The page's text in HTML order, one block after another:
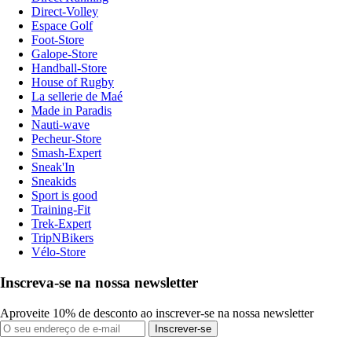
Direct-Volley
Espace Golf
Foot-Store
Galope-Store
Handball-Store
House of Rugby
La sellerie de Maé
Made in Paradis
Nauti-wave
Pecheur-Store
Smash-Expert
Sneak'In
Sneakids
Sport is good
Training-Fit
Trek-Expert
TripNBikers
Vélo-Store
Inscreva-se na nossa newsletter
Aproveite 10% de desconto ao inscrever-se na nossa newsletter
Inscrever-se